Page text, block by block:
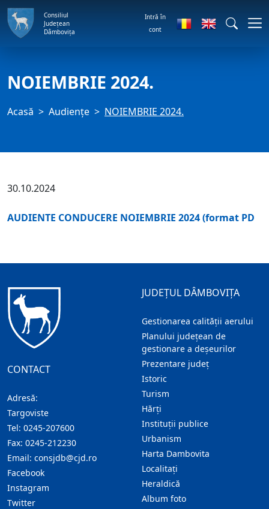
Consiliul
Județean
Dâmbovița
Intră în
cont
NOIEMBRIE 2024.
Acasă Audienţe NOIEMBRIE 2024.
30.10.2024
AUDIENTE CONDUCERE NOIEMBRIE 2024 (format PD
CONTACT
Adresă:
Targoviste
Tel: 0245-207600
Fax: 0245-212230
Email: consjdb@cjd.ro
Facebook
Instagram
Twitter
JUDEȚUL DÂMBOVIȚA
Gestionarea calității aerului
Planului județean de
gestionare a deșeurilor
Prezentare judeţ
Istoric
Turism
Hărţi
Instituţii publice
Urbanism
Harta Dambovita
Localitaţi
Heraldică
Album foto